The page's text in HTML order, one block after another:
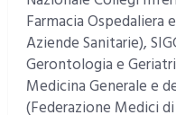
Farmacia Ospedaliera
Aziende Sanitarie),
Gerontologia e
Medicina Generale e
(Federazione Medici